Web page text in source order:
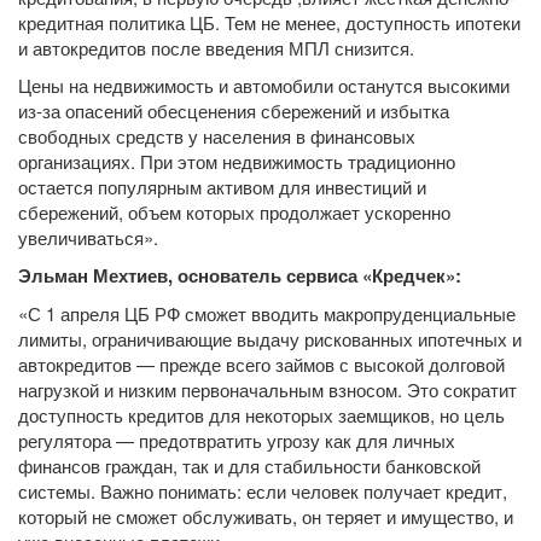
кредитная политика ЦБ. Тем не менее, доступность ипотеки
и автокредитов после введения МПЛ снизится.
Цены на недвижимость и автомобили останутся высокими
из-за опасений обесценения сбережений и избытка
свободных средств у населения в финансовых
организациях. При этом недвижимость традиционно
остается популярным активом для инвестиций и
сбережений, объем которых продолжает ускоренно
увеличиваться».
Эльман Мехтиев, основатель сервиса «Кредчек»:
«С 1 апреля ЦБ РФ сможет вводить макропруденциальные
лимиты, ограничивающие выдачу рискованных ипотечных и
автокредитов — прежде всего займов с высокой долговой
нагрузкой и низким первоначальным взносом. Это сократит
доступность кредитов для некоторых заемщиков, но цель
регулятора — предотвратить угрозу как для личных
финансов граждан, так и для стабильности банковской
системы. Важно понимать: если человек получает кредит,
который не сможет обслуживать, он теряет и имущество, и